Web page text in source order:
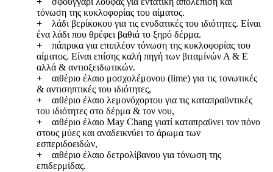
τόνωση της κυκλοφορίας του αίματος.
+ λάδι βερίκοκου για τις ενυδατικές του ιδιότητες. Είναι
ένα λάδι που θρέφει βαθιά το ξηρό δέρμα.
+ πάπρικα για επιπλέον τόνωση της κυκλοφορίας του
αίματος. Είναι επίσης καλή πηγή των βιταμίνών Α & Ε
αλλά & αντιοξειδωτικών.
+ αιθέριo έλαιo μοσχολέμονου (lime) για τις τονωτικές
& αντισηπτικές του ιδιότητες,
+ αιθέριo έλαιo λεμονόχορτου για τις καταπραϋντικές
του ιδιότητες στο δέρμα & τον νου,
+ αιθέριο έλαιο May Chang γιατί καταπραϋνει τον πόνο
στους μύες και αναδεικνύει το άρωμα των
εσπεριδοειδών,
+ αιθέριo έλαιo δετρολίβανου για τόνωση της
επιδερμίδας.